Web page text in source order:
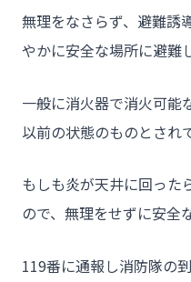
無理をなさらず、避難誘
やかに安全な場所に避難
一般に消火器で消火可能
以前の状態のものとされ
もしも炎が天井に回った
ので、無理をせずに安全
119番に通報し消防隊の